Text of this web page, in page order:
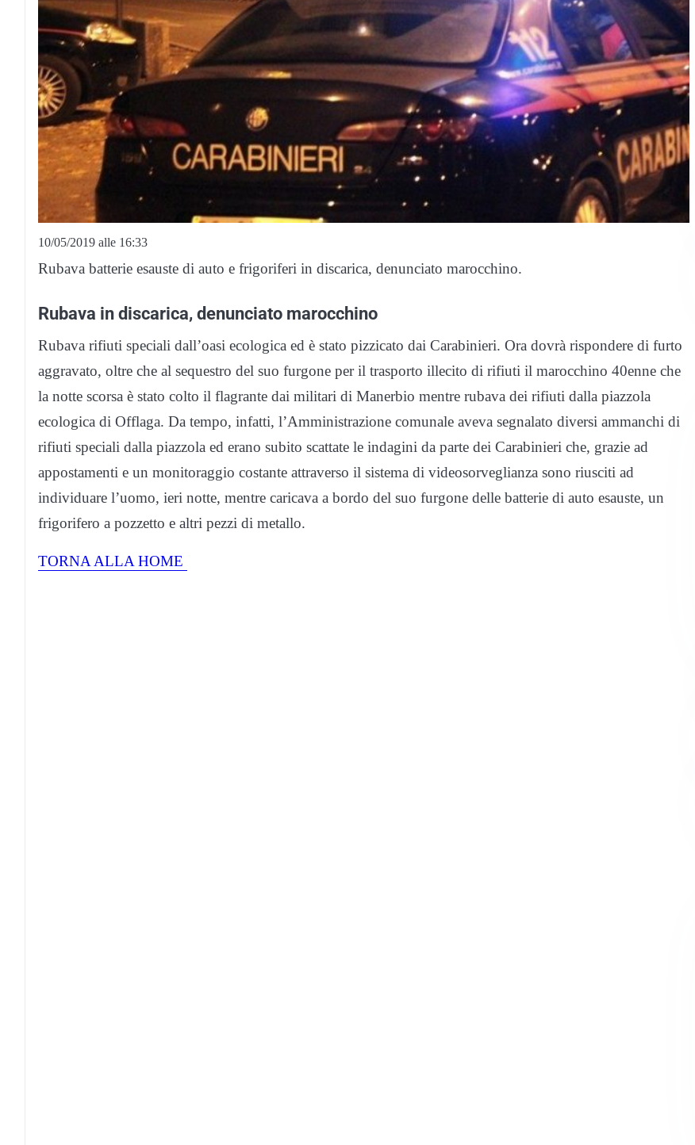
10/05/2019 alle 16:33
Rubava batterie esauste di auto e frigoriferi in discarica, denunciato marocchino.
Rubava in discarica, denunciato marocchino
Rubava rifiuti speciali dall’oasi ecologica ed è stato pizzicato dai Carabinieri. Ora dovrà rispondere di furto
aggravato, oltre che al sequestro del suo furgone per il trasporto illecito di rifiuti il marocchino 40enne che
la notte scorsa è stato colto il flagrante dai militari di Manerbio mentre rubava dei rifiuti dalla piazzola
ecologica di Offlaga. Da tempo, infatti, l’Amministrazione comunale aveva segnalato diversi ammanchi di
rifiuti speciali dalla piazzola ed erano subito scattate le indagini da parte dei Carabinieri che, grazie ad
appostamenti e un monitoraggio costante attraverso il sistema di videosorveglianza sono riusciti ad
individuare l’uomo, ieri notte, mentre caricava a bordo del suo furgone delle batterie di auto esauste, un
frigorifero a pozzetto e altri pezzi di metallo.
TORNA ALLA HOME